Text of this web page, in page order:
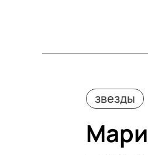
звезды